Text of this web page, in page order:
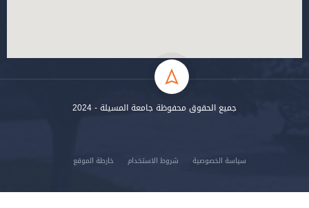
جميع الحقوق محفوظة جامعة المسيلة - 2024
سياسة الخصوصية شروط الاستخدام خارطة الموقع